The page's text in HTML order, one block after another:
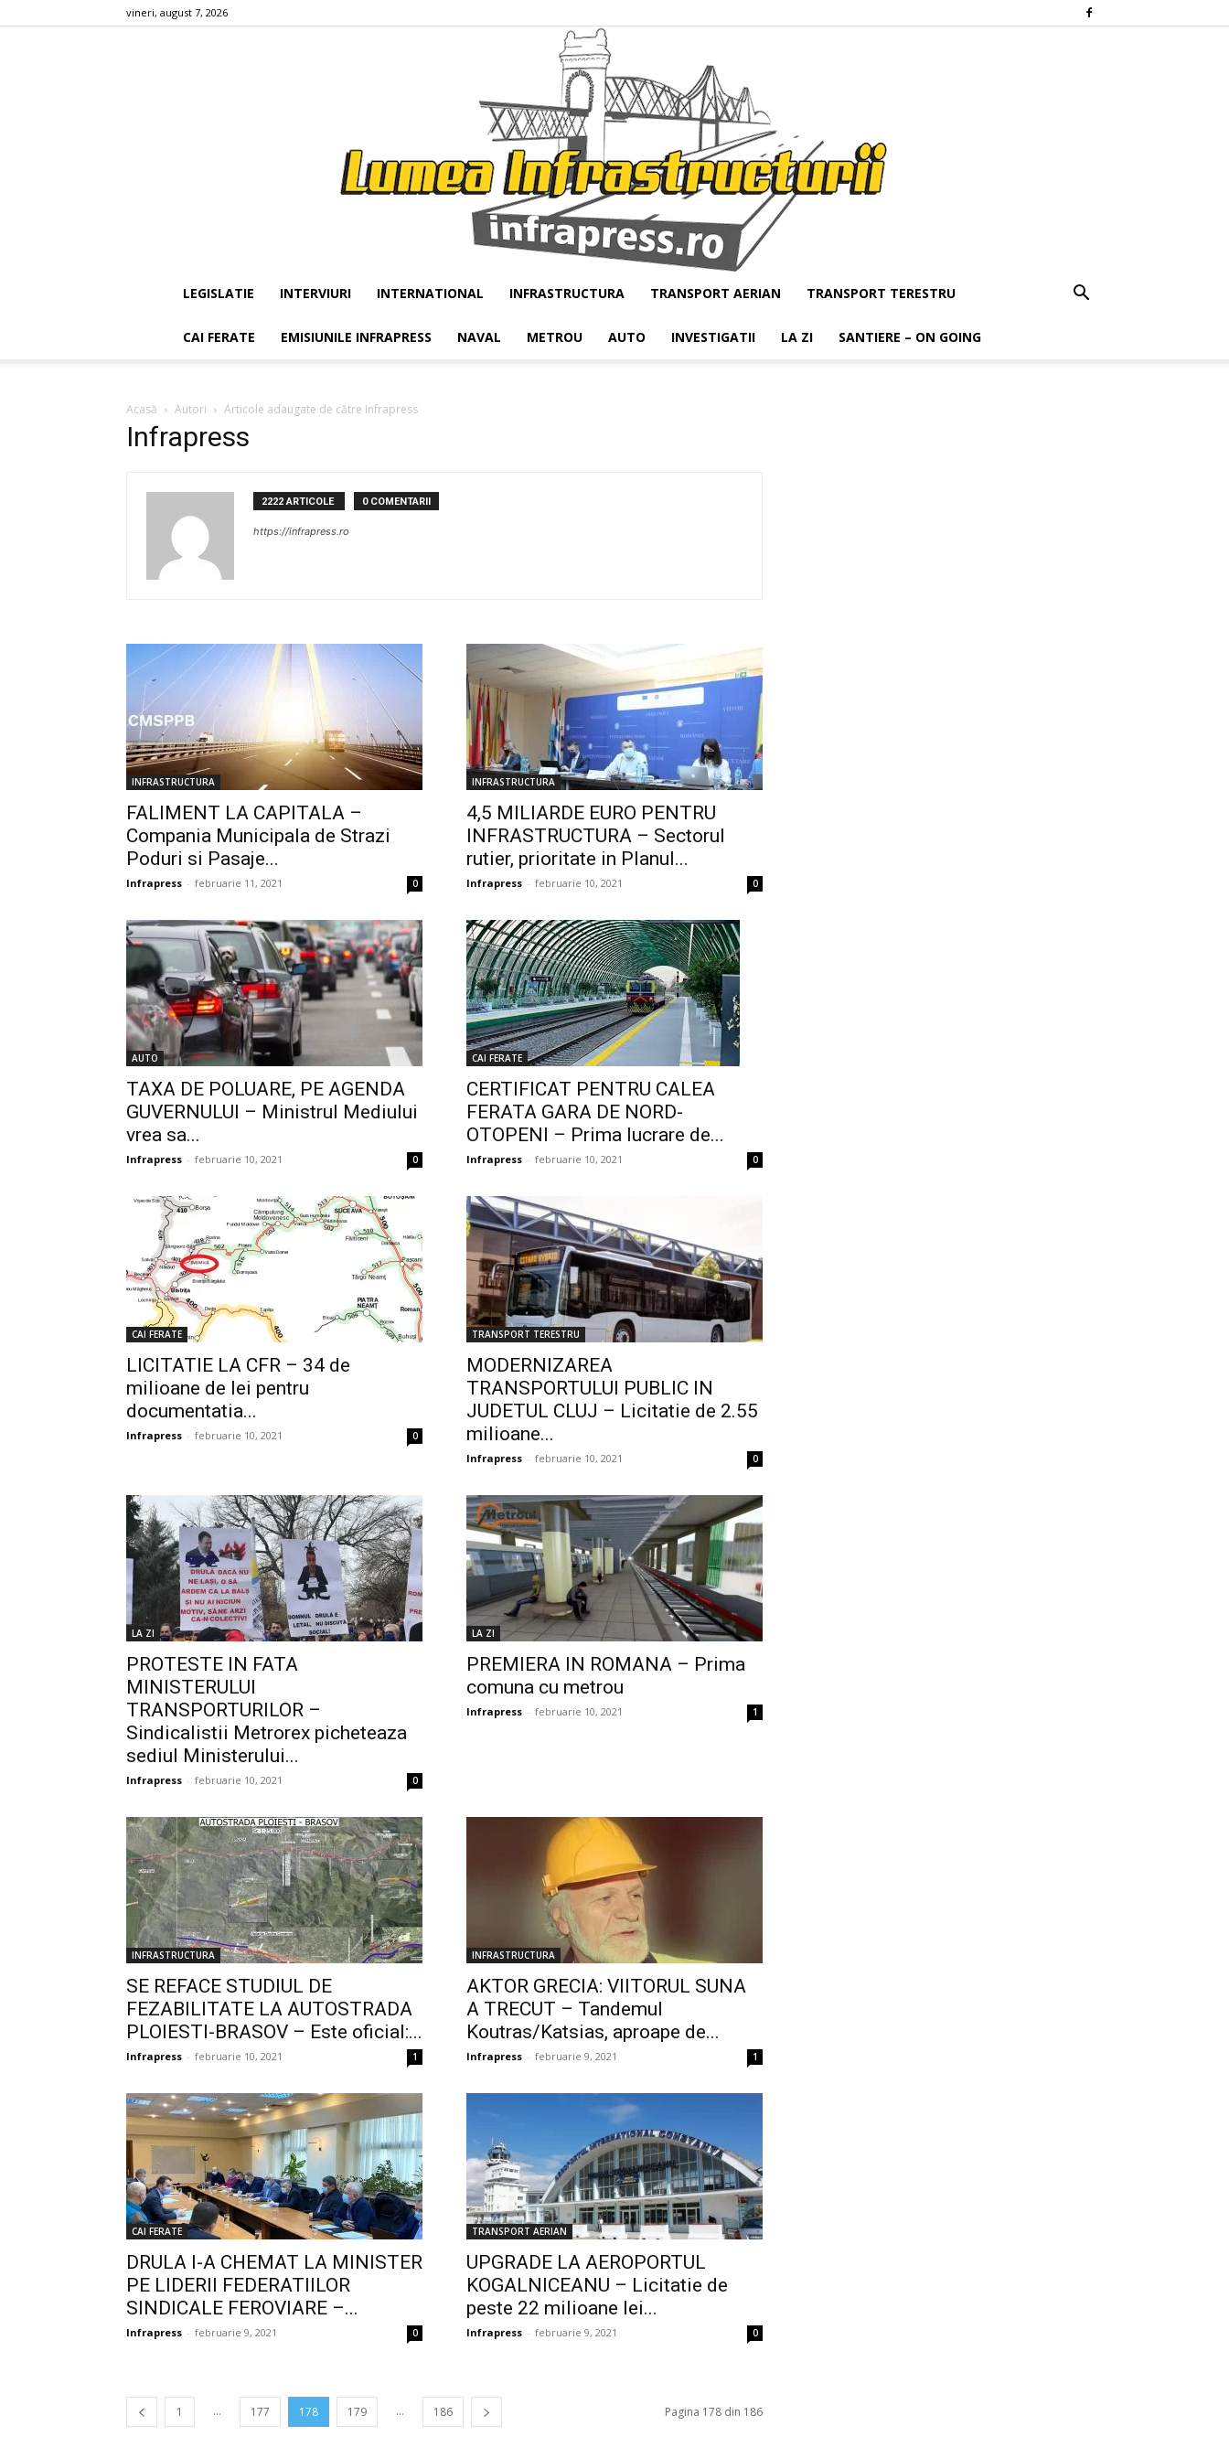
vineri, august 7, 2026
Infrapress
LEGISLATIE INTERVIURI INTERNATIONAL INFRASTRUCTURA TRANSPORT AERIAN TRANSPORT TERESTRU
CAI FERATE EMISIUNILE INFRAPRESS NAVAL METROU AUTO INVESTIGATII LA ZI SANTIERE – ON GOING
Acasă Autori Articole adaugate de către Infrapress
Infrapress
2222 ARTICOLE 0 COMENTARII
https://infrapress.ro
INFRASTRUCTURA
FALIMENT LA CAPITALA –
Compania Municipala de Strazi
Poduri si Pasaje...
Infrapress - februarie 11, 2021 0
INFRASTRUCTURA
4,5 MILIARDE EURO PENTRU
INFRASTRUCTURA – Sectorul
rutier, prioritate in Planul...
Infrapress - februarie 10, 2021 0
AUTO
TAXA DE POLUARE, PE AGENDA
GUVERNULUI – Ministrul Mediului
vrea sa...
Infrapress - februarie 10, 2021 0
CAI FERATE
CERTIFICAT PENTRU CALEA
FERATA GARA DE NORD-
OTOPENI – Prima lucrare de...
Infrapress - februarie 10, 2021 0
CAI FERATE
LICITATIE LA CFR – 34 de
milioane de lei pentru
documentatia...
Infrapress - februarie 10, 2021 0
TRANSPORT TERESTRU
MODERNIZAREA
TRANSPORTULUI PUBLIC IN
JUDETUL CLUJ – Licitatie de 2.55
milioane...
Infrapress - februarie 10, 2021 0
LA ZI
PROTESTE IN FATA
MINISTERULUI
TRANSPORTURILOR –
Sindicalistii Metrorex picheteaza
sediul Ministerului...
Infrapress - februarie 10, 2021 0
LA ZI
PREMIERA IN ROMANA – Prima
comuna cu metrou
Infrapress - februarie 10, 2021 1
INFRASTRUCTURA
SE REFACE STUDIUL DE
FEZABILITATE LA AUTOSTRADA
PLOIESTI-BRASOV – Este oficial:...
Infrapress - februarie 10, 2021 1
INFRASTRUCTURA
AKTOR GRECIA: VIITORUL SUNA
A TRECUT – Tandemul
Koutras/Katsias, aproape de...
Infrapress - februarie 9, 2021 1
CAI FERATE
DRULA I-A CHEMAT LA MINISTER
PE LIDERII FEDERATIILOR
SINDICALE FEROVIARE –...
Infrapress - februarie 9, 2021 0
TRANSPORT AERIAN
UPGRADE LA AEROPORTUL
KOGALNICEANU – Licitatie de
peste 22 milioane lei...
Infrapress - februarie 9, 2021 0
1 ... 177 178 179 ... 186 Pagina 178 din 186